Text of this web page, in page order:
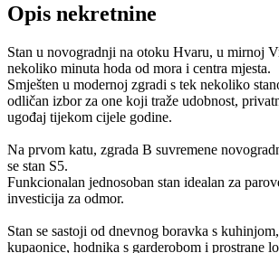
Opis nekretnine
Stan u novogradnji na otoku Hvaru, u mirnoj
nekoliko minuta hoda od mora i centra mjesta.
Smješten u modernoj zgradi s tek nekoliko
odličan izbor za one koji traže udobnost,
ugođaj tijekom cijele godine.
Na prvom katu, zgrada B suvremene
se stan S5.
Funkcionalan jednosoban stan idealan za
investicija za odmor.
Stan se sastoji od dnevnog boravka s
kupaonice, hodnika s garderobom i prostrane